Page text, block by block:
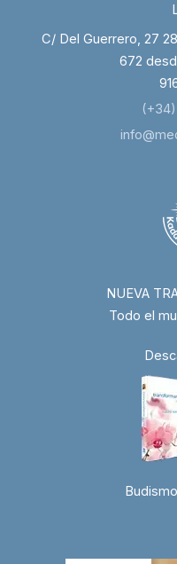
C/ Del Guerrero, 27
672
NUEVA
Todo el